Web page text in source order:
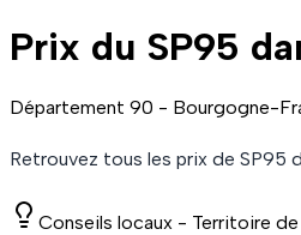
Prix du SP95
Département 90 - Bourgogne-
Retrouvez tous les prix de SP95
Conseils locaux - Territoire